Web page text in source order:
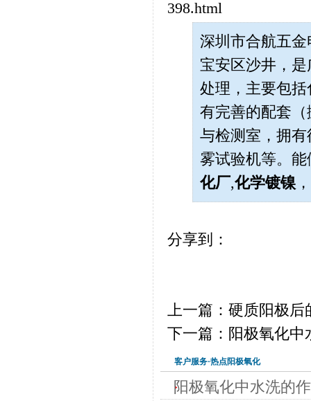
398.html
深圳市合航五金
宝安区沙井，
处理，主要包
有完善的配套
与检测室，拥有
雾试验机等。
化厂,化学镀镍 ，
分享到：
上一篇：硬质阳极
下一篇：阳极氧化中
客户服务·热点阳极氧化
阳极氧化中水洗的